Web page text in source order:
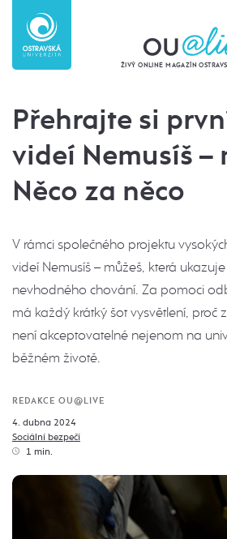
ŽIVÝ ONLINE MAGAZÍN
Přehrajte si
videí Nemusíš –
Něco za něco
V rámci společného projektu
videí Nemusíš – můžeš, která
nevhodného chování. Za pomoci
má každý krátký šot vysvětlení, proč
není akceptovatelné nejenom na
běžném životě.
REDAKCE OU@LIVE
4. dubna 2024
Sociální bezpečí
1 min.